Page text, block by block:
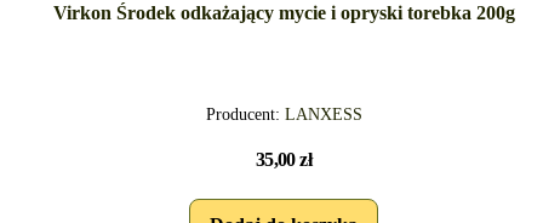
Virkon Środek odkażający mycie i opryski torebka 200g
Producent: LANXESS
35,00 zł